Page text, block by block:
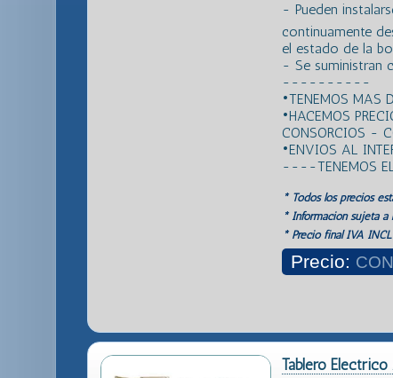
- Pueden
continuamente
el estado de la
- Se suministran
----------
•TENEMOS MAS
•HACEMOS
CONSORCIOS -
•ENVIOS AL
----TENEMOS EL
* Todos los precios
* Información sujeta
* Precio final IVA
Precio:
Tablero Electrico